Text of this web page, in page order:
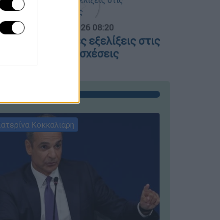
Ελλάδος... 06.08.2026 08:20
οι τελευταίες εξελίξεις στις
σχέσεις
Κοκκαλιάρη